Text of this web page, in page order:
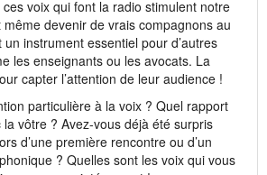
voix qui font la radio stimulent notre
devenir de vrais compagnons au
instrument essentiel pour d’autres
les enseignants ou les avocats. La
capter l’attention de leur audience !
particulière à la voix ? Quel rapport
vôtre ? Avez-vous déjà été surpris
d’une première rencontre ou d’un
? Quelles sont les voix qui vous